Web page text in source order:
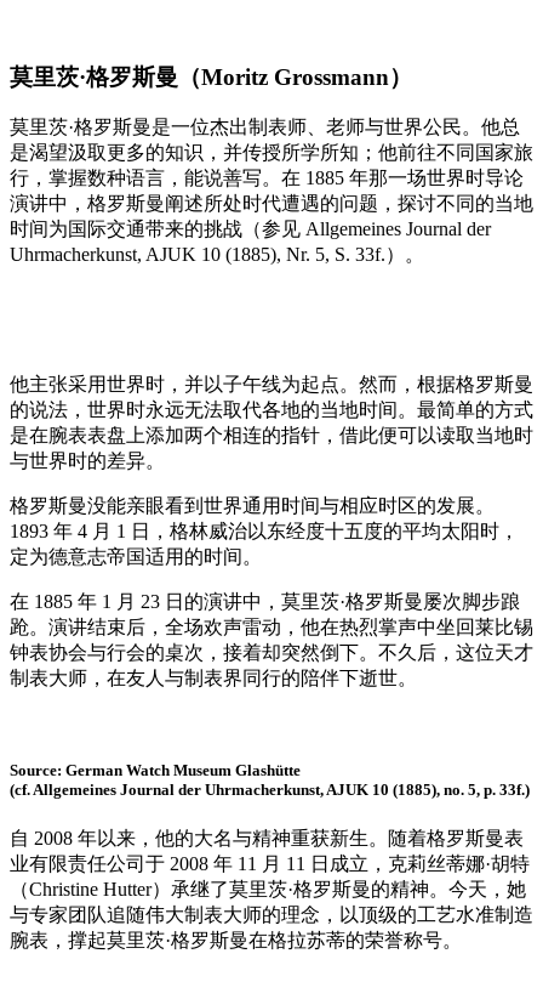
莫里茨·格罗斯曼（Moritz Grossmann）
莫里茨·格罗斯曼是一位杰出制表师、老师与世界公民。他总
是渴望汲取更多的知识，并传授所学所知；他前往不同国家旅
行，掌握数种语言，能说善写。在 1885 年那一场世界时导论
演讲中，格罗斯曼阐述所处时代遭遇的问题，探讨不同的当地
时间为国际交通带来的挑战（参见 Allgemeines Journal der
Uhrmacherkunst, AJUK 10 (1885), Nr. 5, S. 33f.）。
他主张采用世界时，并以子午线为起点。然而，根据格罗斯曼
的说法，世界时永远无法取代各地的当地时间。最简单的方式
是在腕表表盘上添加两个相连的指针，借此便可以读取当地时
与世界时的差异。
格罗斯曼没能亲眼看到世界通用时间与相应时区的发展。
1893 年 4 月 1 日，格林威治以东经度十五度的平均太阳时，
定为德意志帝国适用的时间。
在 1885 年 1 月 23 日的演讲中，莫里茨·格罗斯曼屡次脚步踉
跄。演讲结束后，全场欢声雷动，他在热烈掌声中坐回莱比锡
钟表协会与行会的桌次，接着却突然倒下。不久后，这位天才
制表大师，在友人与制表界同行的陪伴下逝世。
Source: German Watch Museum Glashütte
(cf. Allgemeines Journal der Uhrmacherkunst, AJUK 10 (1885), no. 5, p. 33f.)
自 2008 年以来，他的大名与精神重获新生。随着格罗斯曼表
业有限责任公司于 2008 年 11 月 11 日成立，克莉丝蒂娜·胡特
（Christine Hutter）承继了莫里茨·格罗斯曼的精神。今天，她
与专家团队追随伟大制表大师的理念，以顶级的工艺水准制造
腕表，撑起莫里茨·格罗斯曼在格拉苏蒂的荣誉称号。